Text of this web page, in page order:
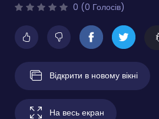
0 (0 Голосів)
Відкрити в новому вікні
На весь екран